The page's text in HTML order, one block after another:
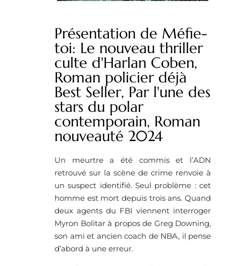
Présentation de Méfie-
toi: Le nouveau thriller
culte d'Harlan Coben,
Roman policier déjà
Best Seller, Par l'une des
stars du polar
contemporain, Roman
nouveauté 2024
Un meurtre a été commis et l’ADN
retrouvé sur la scène de crime renvoie à
un suspect identifié. Seul problème : cet
homme est mort depuis trois ans. Quand
deux agents du FBI viennent interroger
Myron Bolitar à propos de Greg Downing,
son ami et ancien coach de NBA, il pense
d’abord à une erreur.